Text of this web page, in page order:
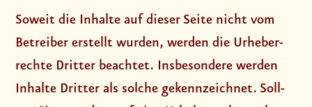
Soweit die Inhal­te auf die­ser Sei­te nicht vom
Betrei­ber erstellt wur­den, wer­den die Urhe­ber­
rech­te Drit­ter beach­tet. Ins­be­son­de­re wer­den
Inhal­te Drit­ter als sol­che gekenn­zeich­net. Soll­